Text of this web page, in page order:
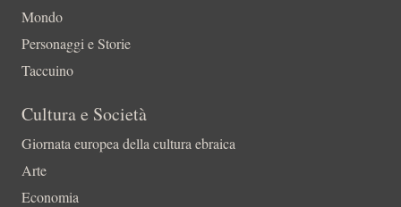
Mondo
Personaggi e Storie
Taccuino
Cultura e Società
Giornata europea della cultura ebraica
Arte
Economia